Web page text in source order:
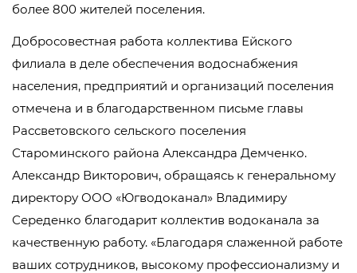
более 800 жителей поселения.
Добросовестная работа коллектива Ейского
филиала в деле обеспечения водоснабжения
населения, предприятий и организаций поселения
отмечена и в благодарственном письме главы
Рассветовского сельского поселения
Староминского района Александра Демченко.
Александр Викторович, обращаясь к генеральному
директору ООО «Югводоканал» Владимиру
Середенко благодарит коллектив водоканала за
качественную работу. «Благодаря слаженной работе
ваших сотрудников, высокому профессионализму и